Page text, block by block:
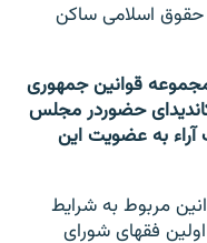
حقوق اسلامی ساکن
قوانین جمهوری
کاندیدای حضوردر مجلس
به عضویت این
مربوط به شرایط
اولین فقهای شورای